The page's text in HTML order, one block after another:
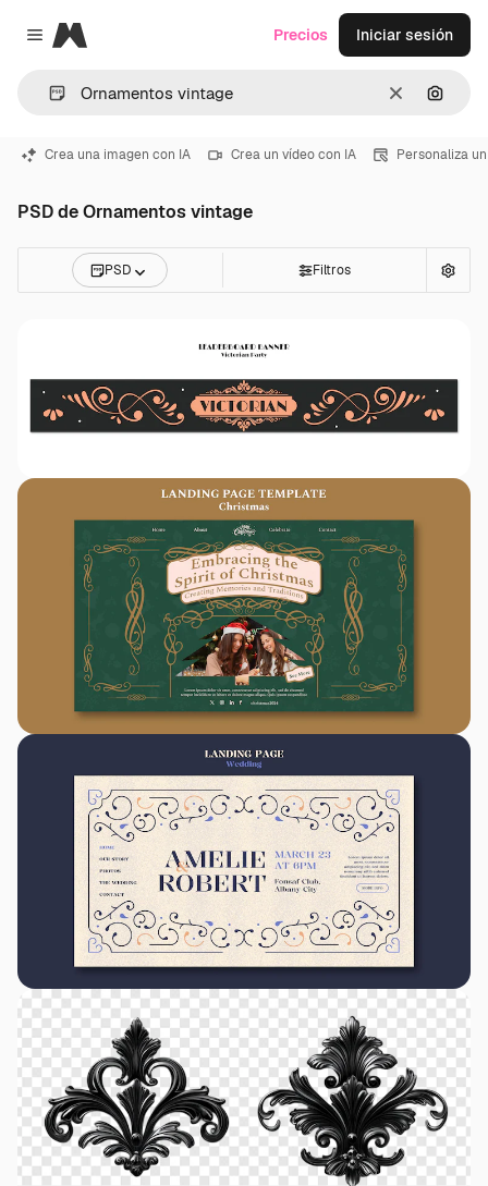
Close menu
Magnific
Borrar
Precios Iniciar sesión
Crea una imagen con IA Crea un vídeo con IA Personaliza
PSD de Ornamentos vintage
PSD Filtros